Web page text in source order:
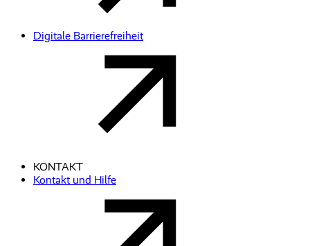
Digitale Barrierefreiheit
KONTAKT
Kontakt und Hilfe